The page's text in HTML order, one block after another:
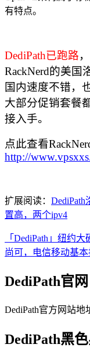
有特点。
DediPath已跑路
RackNerd的美国
国内速度不错，
大部分促销套餐
接入手。
点此查看
http://
扩展阅读：
置高，两个ipv4
「DediPath」纽约
尚可，电信移动基
DediPath官网
DediPath官方网站地
DediPath黑